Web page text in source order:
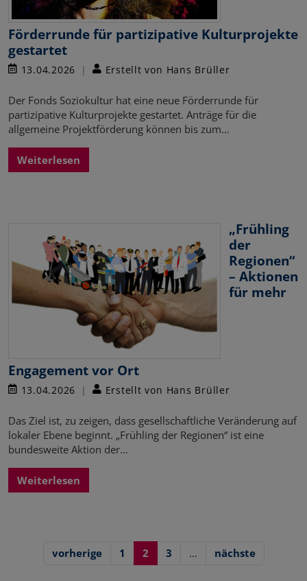
Förderrunde für partizipative Kulturprojekte
gestartet
13.04.2026 Erstellt von Hans Brüller
Der Fonds Soziokultur hat eine neue Förderrunde für
partizipative Kulturprojekte gestartet. Anträge für die
allgemeine Projektförderung können bis zum…
Weiterlesen
„Frühling
der
Regionen“
– Aktionen
für mehr
Engagement vor Ort
13.04.2026 Erstellt von Hans Brüller
Das Ziel ist, zu zeigen, dass gesellschaftliche Veränderung auf
lokaler Ebene beginnt. „Frühling der Regionen“ ist eine
bundesweite Aktion der…
Weiterlesen
vorherige 1 2 3 … nächste